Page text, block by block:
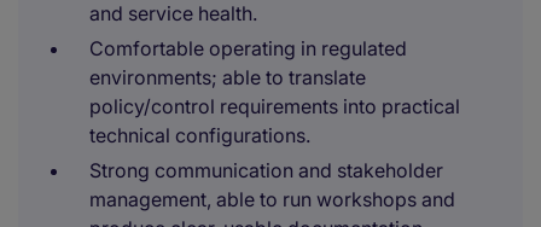
and service health.
Comfortable operating in regulated
environments; able to translate
policy/control requirements into practical
technical configurations.
Strong communication and stakeholder
management, able to run workshops and